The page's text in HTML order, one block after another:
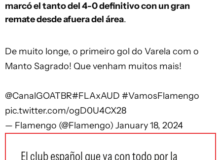
marcó el tanto del 4-0 definitivo con un gran
remate desde afuera del área.
De muito longe, o primeiro gol do Varela com o
Manto Sagrado! Que venham muitos mais!
@CanalGOATBR#FLAxAUD #VamosFlamengo
pic.twitter.com/ogD0U4CX28
— Flamengo (@Flamengo) January 18, 2024
El club español que va con todo por la